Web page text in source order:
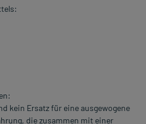
kein Ersatz für eine ausgewogene
die zusammen mit einer